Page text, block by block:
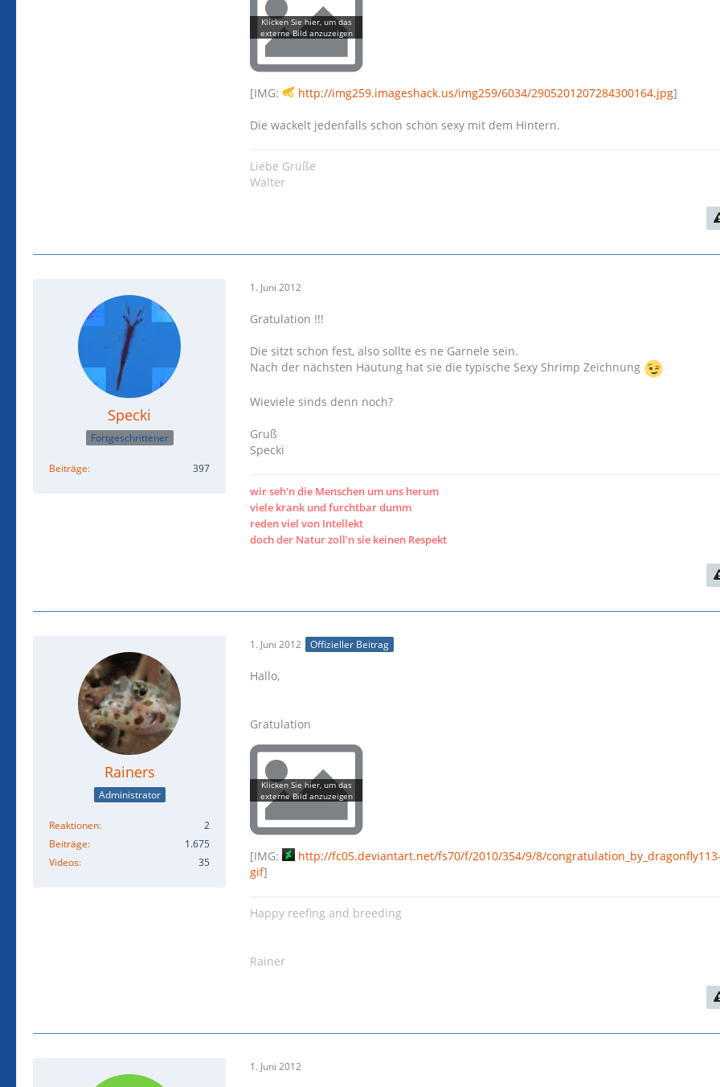
[IMG: http://img259.imageshack.us/img259/6034/2905201207284300164.jpg]
Die wackelt jedenfalls schon schön sexy mit dem Hintern.
Liebe Grüße
Walter
Specki
Fortgeschrittener
Beiträge 397
1. Juni 2012
Gratulation !!!
Die sitzt schon fest, also sollte es ne Garnele sein.
Nach der nächsten Häutung hat sie die typische Sexy Shrimp Zeichnung
Wieviele sinds denn noch?
Gruß
Specki
wir seh'n die Menschen um uns herum
viele krank und furchtbar dumm
reden viel von Intellekt
doch der Natur zoll'n sie keinen Respekt
Rainers
Administrator
Reaktionen
2
Beiträge
1.675
Videos
35
1. Juni 2012 Offizieller Beitrag
Hallo,
Gratulation
[IMG:
http://fc05.deviantart.net/fs70/f/2010/354/9/8/
gif]
Happy reefing and breeding
Rainer
1. Juni 2012